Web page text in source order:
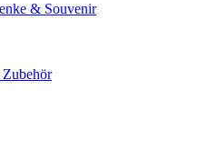
& Souvenir